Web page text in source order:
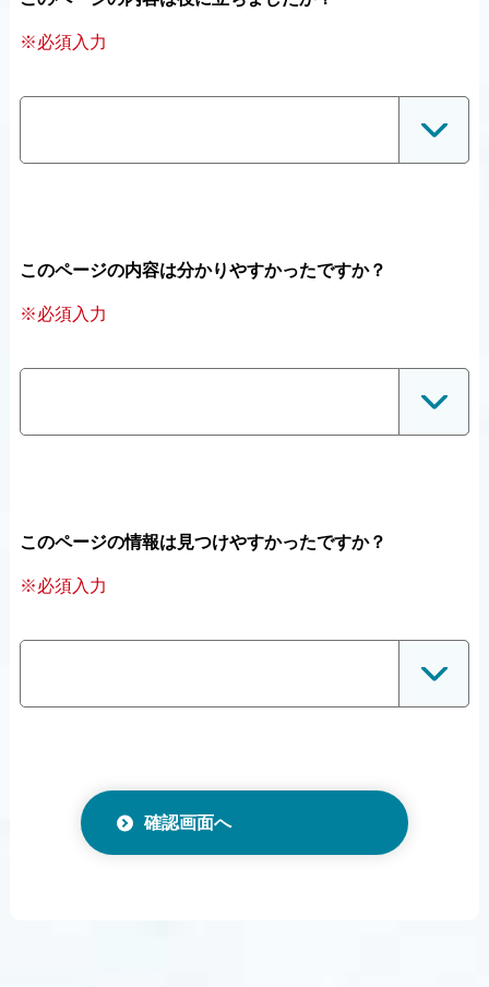
※必須入力
このページの内容は分かりやすかったですか？
※必須入力
このページの情報は見つけやすかったですか？
※必須入力